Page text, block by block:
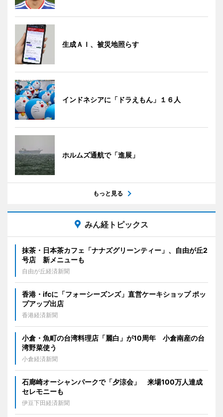
生成ＡＩ、被災地照らす
インドネシアに「ドラえもん」１６人
ホルムズ通航で「進展」
もっと見る
みん経トピックス
抹茶・日本茶カフェ「ナナズグリーンティー」、自由が丘2
号店 新メニューも
自由が丘経済新聞
香港・ifcに「フォーシーズンズ」直営ケーキショップ ポッ
プアップ出店
香港経済新聞
小倉・魚町の台湾料理店「麗白」が10周年 小倉南産の台
湾野菜使う
小倉経済新聞
石廊崎オーシャンパークで「夕涼会」 来場100万人達成
セレモニーも
伊豆下田経済新聞